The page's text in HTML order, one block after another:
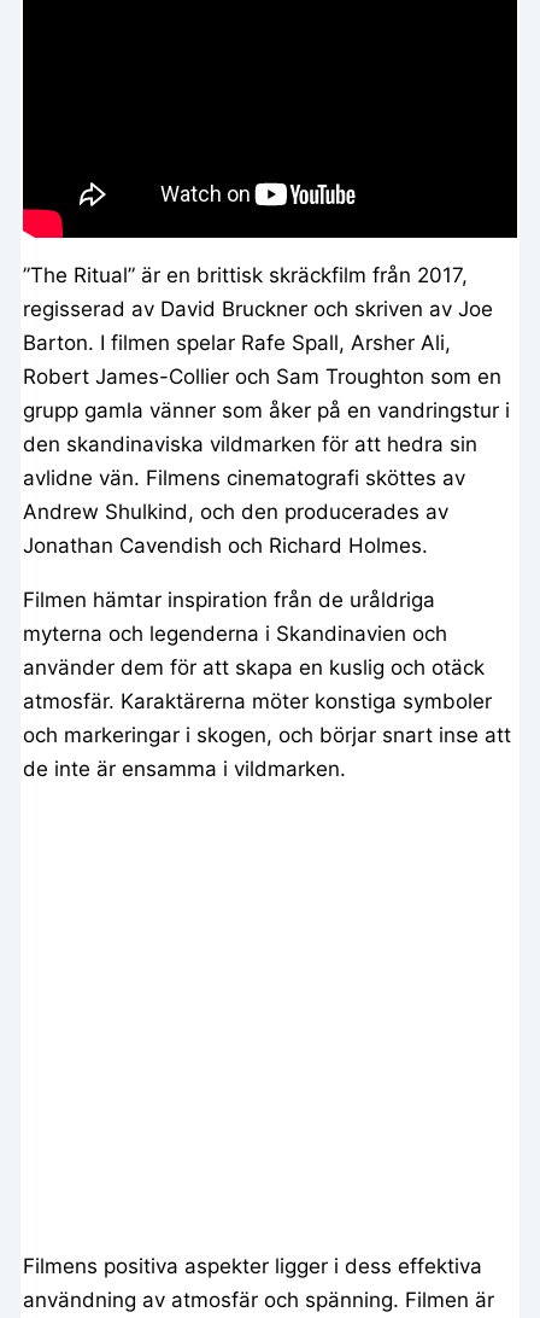
”The Ritual” är en brittisk skräckfilm från 2017,
regisserad av David Bruckner och skriven av Joe
Barton. I filmen spelar Rafe Spall, Arsher Ali,
Robert James-Collier och Sam Troughton som en
grupp gamla vänner som åker på en vandringstur i
den skandinaviska vildmarken för att hedra sin
avlidne vän. Filmens cinematografi sköttes av
Andrew Shulkind, och den producerades av
Jonathan Cavendish och Richard Holmes.
Filmen hämtar inspiration från de uråldriga
myterna och legenderna i Skandinavien och
använder dem för att skapa en kuslig och otäck
atmosfär. Karaktärerna möter konstiga symboler
och markeringar i skogen, och börjar snart inse att
de inte är ensamma i vildmarken.
Filmens positiva aspekter ligger i dess effektiva
användning av atmosfär och spänning. Filmen är